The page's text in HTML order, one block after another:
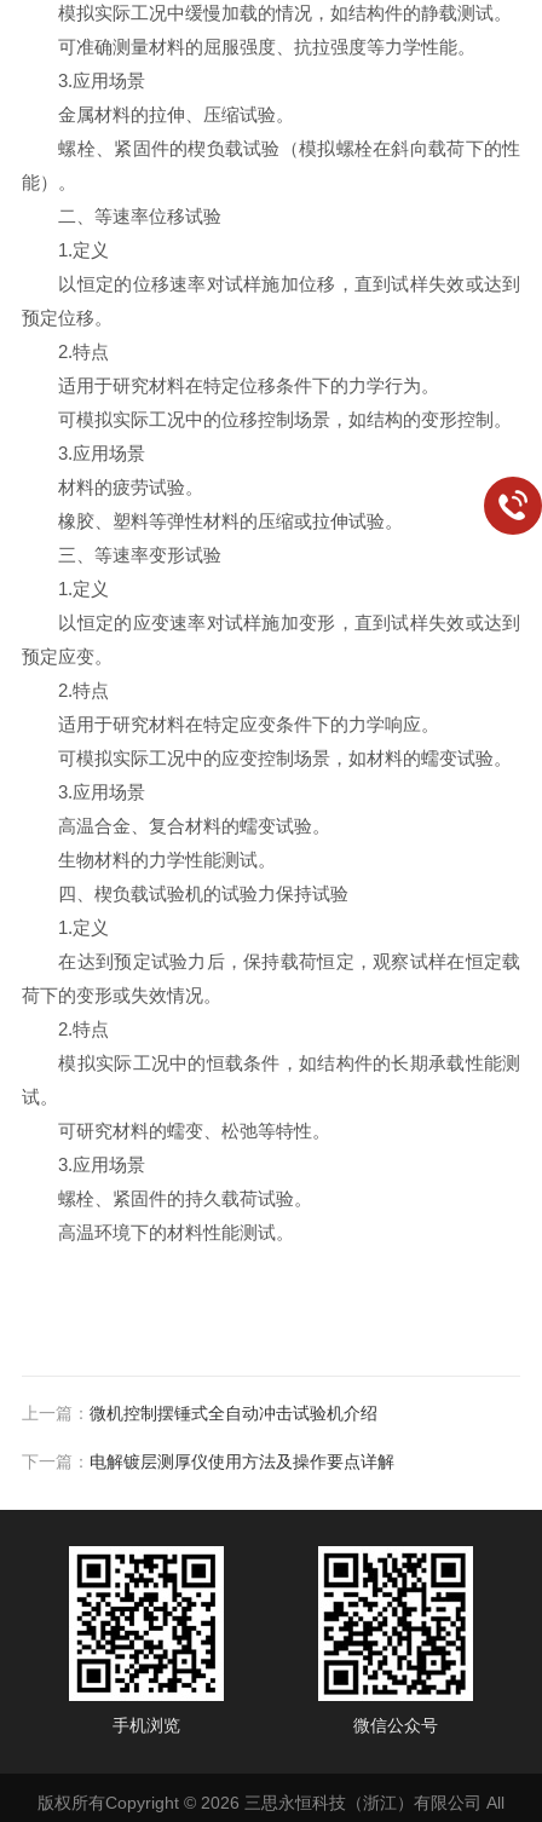
模拟实际工况中缓慢加载的情况，如结构件的静载测试。
可准确测量材料的屈服强度、抗拉强度等力学性能。
3.应用场景
金属材料的拉伸、压缩试验。
螺栓、紧固件的楔负载试验（模拟螺栓在斜向载荷下的性
能）。
二、等速率位移试验
1.定义
以恒定的位移速率对试样施加位移，直到试样失效或达到
预定位移。
2.特点
适用于研究材料在特定位移条件下的力学行为。
可模拟实际工况中的位移控制场景，如结构的变形控制。
3.应用场景
材料的疲劳试验。
橡胶、塑料等弹性材料的压缩或拉伸试验。
三、等速率变形试验
1.定义
以恒定的应变速率对试样施加变形，直到试样失效或达到
预定应变。
2.特点
适用于研究材料在特定应变条件下的力学响应。
可模拟实际工况中的应变控制场景，如材料的蠕变试验。
3.应用场景
高温合金、复合材料的蠕变试验。
生物材料的力学性能测试。
四、楔负载试验机的试验力保持试验
1.定义
在达到预定试验力后，保持载荷恒定，观察试样在恒定载
荷下的变形或失效情况。
2.特点
模拟实际工况中的恒载条件，如结构件的长期承载性能测
试。
可研究材料的蠕变、松弛等特性。
3.应用场景
螺栓、紧固件的持久载荷试验。
高温环境下的材料性能测试。
上一篇： 微机控制摆锤式全自动冲击试验机介绍
下一篇： 电解镀层测厚仪使用方法及操作要点详解
手机浏览 微信公众号
版权所有Copyright © 2026 三思永恒科技（浙江）有限公司 All